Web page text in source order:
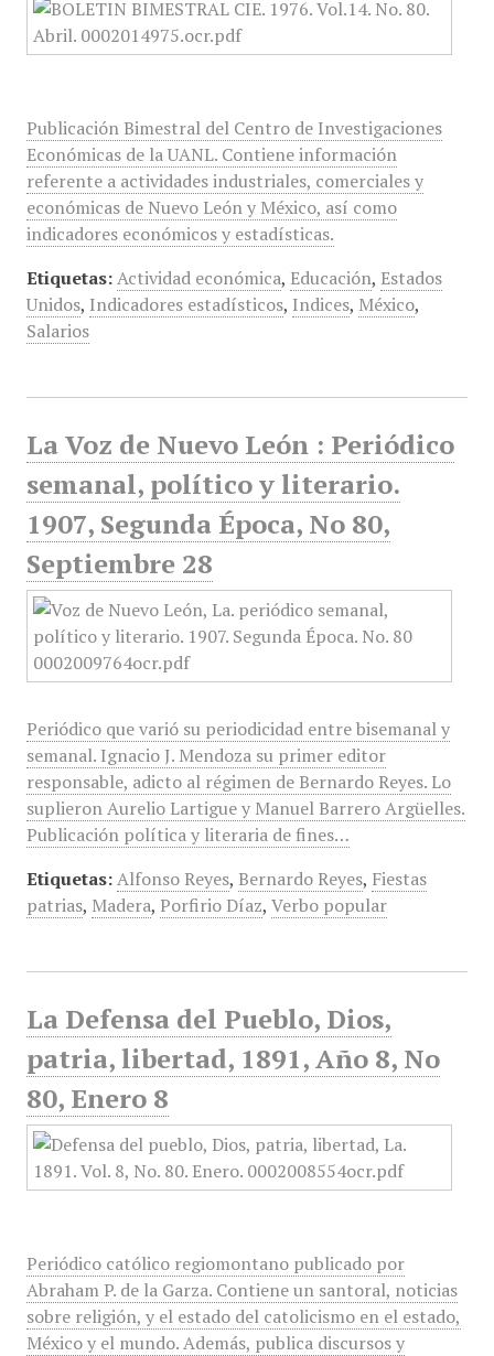
Publicación Bimestral del Centro de Investigaciones
Económicas de la UANL. Contiene información
referente a actividades industriales, comerciales y
económicas de Nuevo León y México, así como
indicadores económicos y estadísticas.
Etiquetas: Actividad económica, Educación, Estados
Unidos, Indicadores estadísticos, Indices, México,
Salarios
La Voz de Nuevo León : Periódico
semanal, político y literario.
1907, Segunda Época, No 80,
Septiembre 28
Periódico que varió su periodicidad entre bisemanal y
semanal. Ignacio J. Mendoza su primer editor
responsable, adicto al régimen de Bernardo Reyes. Lo
suplieron Aurelio Lartigue y Manuel Barrero Argüelles.
Publicación política y literaria de fines…
Etiquetas: Alfonso Reyes, Bernardo Reyes, Fiestas
patrias, Madera, Porfirio Díaz, Verbo popular
La Defensa del Pueblo, Dios,
patria, libertad, 1891, Año 8, No
80, Enero 8
Periódico católico regiomontano publicado por
Abraham P. de la Garza. Contiene un santoral, noticias
sobre religión, y el estado del catolicismo en el estado,
México y el mundo. Además, publica discursos y